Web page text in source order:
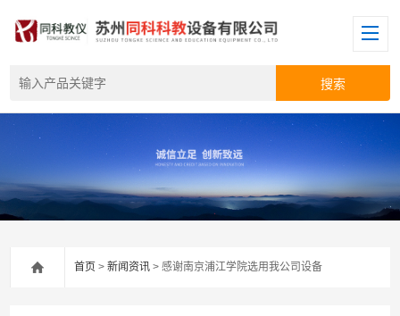
首页 >新闻资讯 > 感谢南京浦江学院选用我公司设备